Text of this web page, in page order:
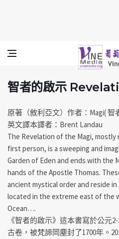
智者的啟示
Vine Media
葡萄樹傳媒
智者的啟示
原著（敘利亞文）作者：Magi( 智
英文譯本譯者：Brent Landau
The Revelation of the Magi,
first person, is a sweeping and
Garden of Eden and ends with the
hands of the Apostle Thomas.
ancient mystical order and reside in
located in the extreme east of the
Ocean….
《智者的啟示》這本書寫於公元
古卷，被梵諦岡塵封了1700年。